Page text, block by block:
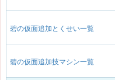
碧の仮面追加とくせい一覧
碧の仮面追加技マシン一覧